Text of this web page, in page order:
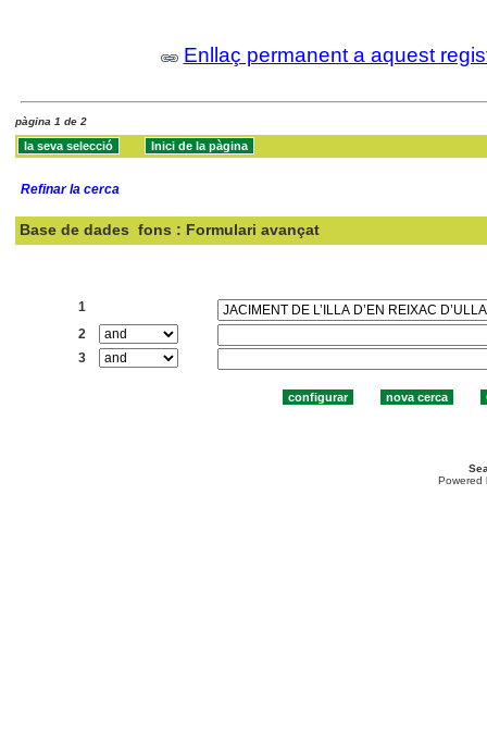
Enllaç permanent a aquest
pàgina 1 de 2
Refinar la cerca
Base de dades fons : Formulari avançat
1
2
3